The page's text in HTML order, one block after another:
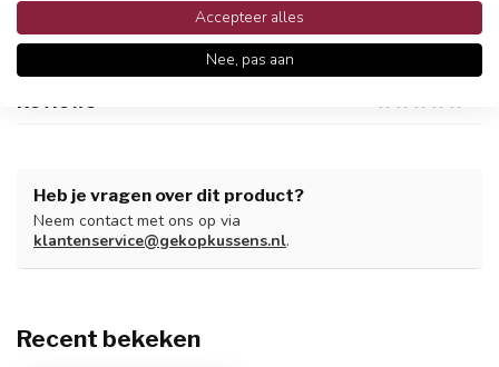
Productomschrijving
Reviews
Heb je vragen over dit product?
Neem contact met ons op via
klantenservice@gekopkussens.nl.
Recent bekeken
Accepteer alles
Nee, pas aan